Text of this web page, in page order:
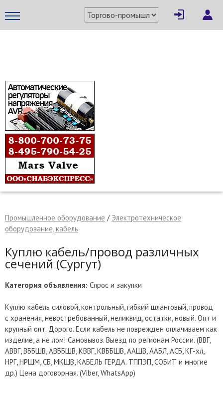
Промышленное оборудование / Электротехническое
оборудование, кабель
Куплю кабель/провод различных
сечений (Сургут)
Категория объявления: Спрос и закупки
Куплю кабель силовой, контрольный, гибкий шланговый, провод
с хранения, невостребованный, неликвид, остатки, новый. Опт и
крупный опт. Дорого. Если кабель не поврежден оплачиваем как
изделие, а не лом! Самовывоз. Выезд по регионам России. (ВВГ,
АВВГ, ВББШВ, АВББШВ, КВВГ, КВББШВ, ААШВ, ААБЛ, АСБ, КГ-хл,
НРГ, НРШМ, СБ, МКШВ, КАБЕЛЬ ГЕРДА. ТППЭП, СОБИТ и многие
др.) Цена договорная. (Viber, WhatsApp)
× Написать поставщику